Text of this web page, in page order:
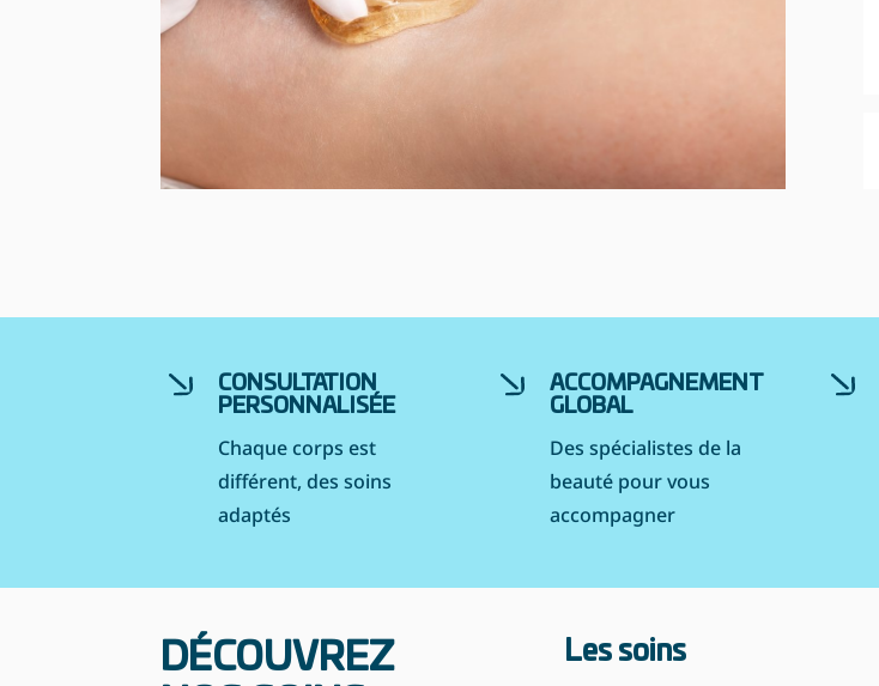
CONSULTATION
PERSONNALISÉE
Chaque corps est
différent, des soins
adaptés
ACCOMPAGNEMENT
GLOBAL
Des spécialistes de la
beauté pour vous
accompagner
DÉCOUVREZ
Les soins